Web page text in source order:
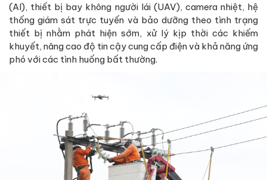
(AI), thiết bị bay không người lái (UAV), camera nhiệt, hệ
thống giám sát trực tuyến và bảo dưỡng theo tình trạng
thiết bị nhằm phát hiện sớm, xử lý kịp thời các khiếm
khuyết, nâng cao độ tin cậy cung cấp điện và khả năng ứng
phó với các tình huống bất thường.